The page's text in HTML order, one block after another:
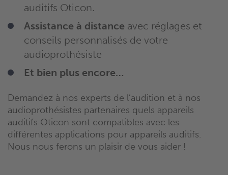
auditifs Oticon.
Assistance à distance avec réglages et
conseils personnalisés de votre
audioprothésiste
Et bien plus encore…
Demandez à nos experts de l’audition et à nos
audioprothésistes partenaires quels appareils
auditifs Oticon sont compatibles avec les
différentes applications pour appareils auditifs.
Nous nous ferons un plaisir de vous aider !